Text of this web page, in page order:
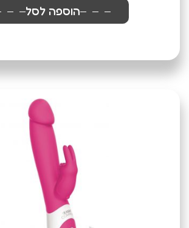
הוספה לסל